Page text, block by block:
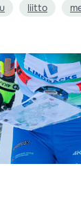
liitto